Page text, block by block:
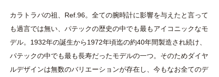
カラトラバの祖、Ref.96。全ての腕時計に影響を与えたと言って
も過言では無い、パテックの歴史の中でも最もアイコニックなモ
デル。1932年の誕生から1972年頃迄の約40年間製造され続け、
パテックの中でも最も長寿だったモデルの一つ。そのためダイヤ
ルデザインは無数のバリエーションが存在し、今もなお全てのデ